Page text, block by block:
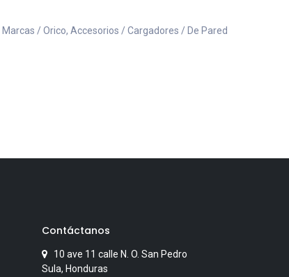
Marcas / Orico, Accesorios / Cargadores / De Pared
Contáctanos
10 ave 11 calle N. O. San Pedro
Sula, Honduras